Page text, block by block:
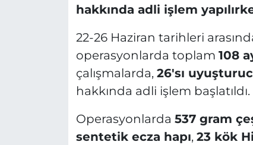
hakkında adli işlem
22-26 Haziran tarihleri
operasyonlarda toplam 108
çalışmalarda, 26'sı
hakkında adli işlem başlatıldı.
Operasyonlarda 537 gram
sentetik ecza hapı, 23 kök